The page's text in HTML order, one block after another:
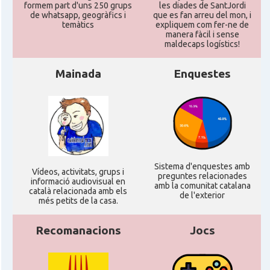
CAMON Catalans a HEREFORD
Catalans a Ipswich
CAMON Catalans a KETTERING
CAMON Catalans a Leeds - Uk
CAMON Catalans a LEICESTER
CAMON Catalans a Lincoln
CAMON Catalans a LIVERPOOL
CAMON CATALANS A LONDON - Londres
formem part d'uns 250 grups
de whatsapp, geogràfics i
temàtics
les diades de SantJordi
que es fan arreu del mon, i
expliquem com fer-ne de
manera fàcil i sense
maldecaps logí­stics!
Mainada
Ví­deos, activitats, grups i
informació audiovisual en
català relacionada amb els
més petits de la casa.
Enquestes
Sistema d'enquestes amb
preguntes relacionades
amb la comunitat catalana
de l'exterior
Recomanacions Jocs